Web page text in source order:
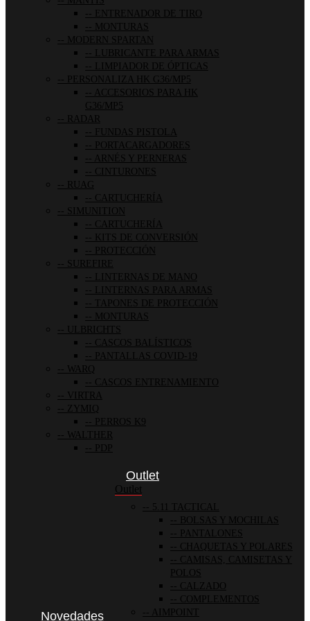
ENTRENADOR DE TIRO
MONTURAS
MODERN SPARTAN
LUBRICANTE PARA ARMAS
LIMPIADOR DE ÓPTICAS
PERSONALIZA HK G36/MP5
ACCESORIOS PARA HK
G36/MP5
RADAR
FUNDAS PISTOLA
PORTACARGADORES
ARNÉS Y PERNERAS
CINTURONES
RUAG
CARTUCHERÍA
SIMUNITION
CARTUCHERÍA
KITS DE CONVERSIÓN
PROTECCIÓN
SUREFIRE
LINTERNAS DE MANO
LINTERNAS PARA ARMAS
TAPONES DE PROTECCIÓN
MONTURAS
ULBRICHTS
CASCOS BALÍSTICOS
PANTALLAS COVID-19
WARQ
CASCOS ENTRENAMIENTO
VIRTRA
ZYMIQ
PERROS K9
WALTHER
PDP
Novedades
Outlet
Outlet
5.11 TACTICAL
BOLSAS Y MOCHILAS
PANTALONES
CHAQUETAS Y POLARES
CAMISAS, CAMISETAS Y
POLOS
CALZADO
COMPLEMENTOS
AIMPOINT